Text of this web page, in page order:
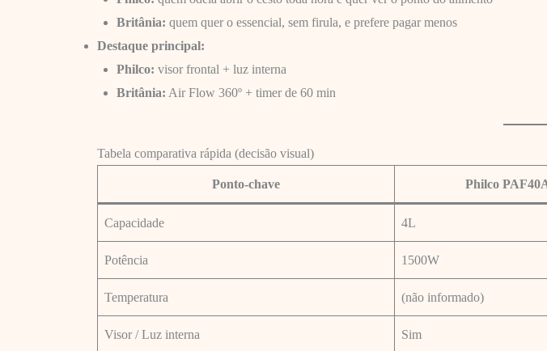
Britânia: quem quer o essencial, sem firula, e prefere pagar menos
Destaque principal:
Philco: visor frontal + luz interna
Britânia: Air Flow 360º + timer de 60 min
Tabela comparativa rápida (decisão visual)
Ponto-chave Philco
Capacidade 4L
Potência 1500W
Temperatura (não informado)
Visor / Luz interna Sim